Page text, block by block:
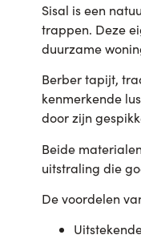
Sisal is een
trappen. Deze
duurzame
Berber tapijt,
kenmerkende
door zijn
Beide
uitstraling die
De voordelen